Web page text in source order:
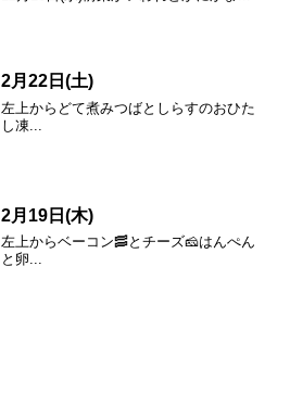
2月22日(土)
左上からどて煮みつばとしらすのおひた
し凍...
2月19日(木)
左上からベーコン🥓とチーズ🧀はんぺん
と卵...